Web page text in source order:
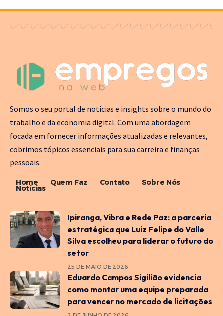
Somos o seu portal de notícias e insights sobre o mundo do
trabalho e da economia digital. Com uma abordagem
focada em fornecer informações atualizadas e relevantes,
cobrimos tópicos essenciais para sua carreira e finanças
pessoais.
Home Quem Faz Contato Sobre Nós
Notícias
Ipiranga, Vibra e Rede Paz: a parceria
estratégica que Luiz Felipe do Valle
Silva escolheu para liderar o futuro do
setor
25 DE MAIO DE 2026
Eduardo Campos Sigilião evidencia
como montar uma equipe preparada
para vencer no mercado de licitações